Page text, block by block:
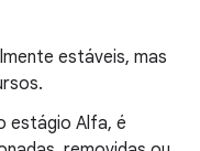
estáveis, mas
estágio Alfa, é